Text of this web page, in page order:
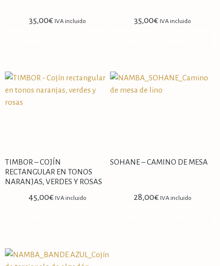
35,00€ IVA incluido 35,00€ IVA incluido
TIMBOR – COJÍN
RECTANGULAR EN TONOS
NARANJAS, VERDES Y ROSAS
45,00€ IVA incluido
SOHANE – CAMINO DE MESA
28,00€ IVA incluido